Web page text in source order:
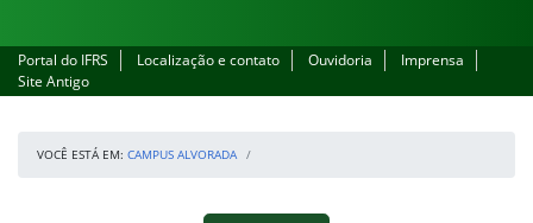
Portal do IFRS Localização e contato Ouvidoria
Imprensa
Site Antigo
VOCÊ ESTÁ EM: CAMPUS ALVORADA